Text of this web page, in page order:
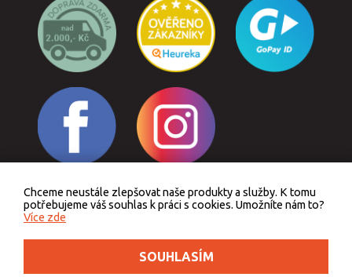
Odstoupit od smlouvy
Podle zákona o evidenci tržeb je prodávající povinen vystavit kupujícímu účtenku.
Zároveň je povinen zaevidovat přijatou tržbu u správce daně online, v případě
technického výpadku pak nejpozději do 48 hodin.
Chceme neustále zlepšovat naše produkty a služby. K tomu
potřebujeme váš souhlas k práci s cookies. Umožníte nám to?
Více zde
SOUHLASÍM